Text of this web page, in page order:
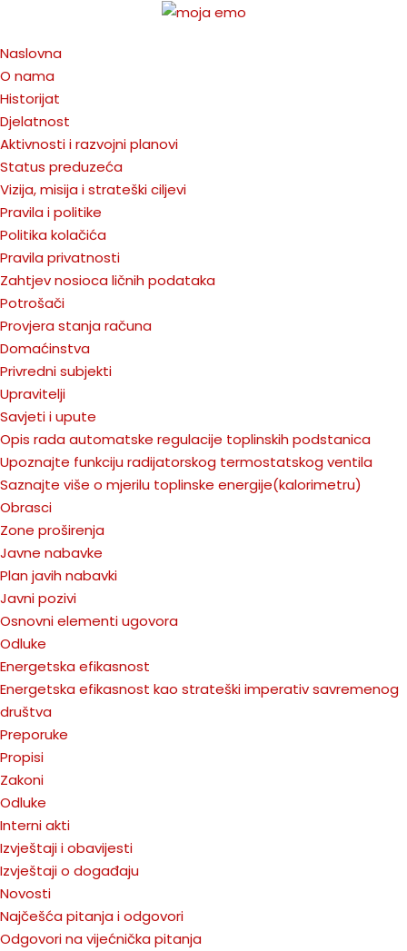
Naslovna
O nama
Historijat
Djelatnost
Aktivnosti i razvojni planovi
Status preduzeća
Vizija, misija i strateški ciljevi
Pravila i politike
Politika kolačića
Pravila privatnosti
Zahtjev nosioca ličnih podataka
Potrošači
Provjera stanja računa
Domaćinstva
Privredni subjekti
Upravitelji
Savjeti i upute
Opis rada automatske regulacije toplinskih podstanica
Upoznajte funkciju radijatorskog termostatskog ventila
Saznajte više o mjerilu toplinske energije(kalorimetru)
Obrasci
Zone proširenja
Javne nabavke
Plan javih nabavki
Javni pozivi
Osnovni elementi ugovora
Odluke
Energetska efikasnost
Energetska efikasnost kao strateški imperativ savremenog
društva
Preporuke
Propisi
Zakoni
Odluke
Interni akti
Izvještaji i obavijesti
Izvještaji o događaju
Novosti
Najčešća pitanja i odgovori
Odgovori na vijećnička pitanja